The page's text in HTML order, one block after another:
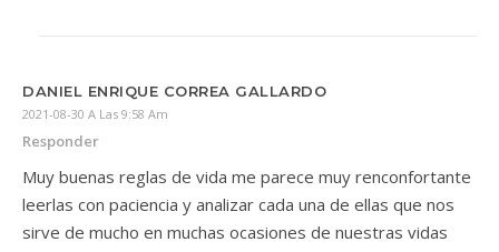
DANIEL ENRIQUE CORREA GALLARDO
2021-08-30 A Las 9:58 Am
Responder
Muy buenas reglas de vida me parece muy renconfortante
leerlas con paciencia y analizar cada una de ellas que nos
sirve de mucho en muchas ocasiones de nuestras vidas